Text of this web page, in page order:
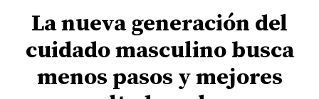
La nueva generación del
cuidado masculino busca
menos pasos y mejores